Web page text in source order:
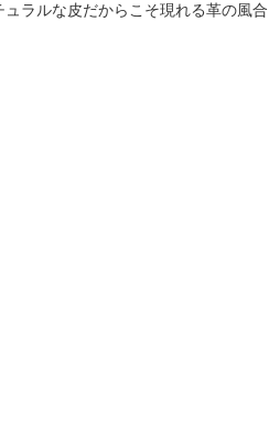
ラルな皮だからこそ現れる革の風合